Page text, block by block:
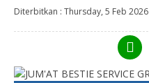
Diterbitkan : Thursday, 5 Feb 2026